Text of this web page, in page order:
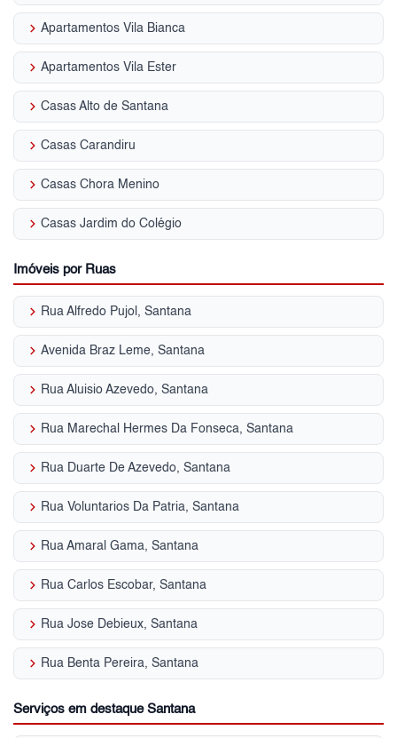
keyboard_arrow_right Apartamentos Vila Bianca
keyboard_arrow_right Apartamentos Vila Ester
keyboard_arrow_right Casas Alto de Santana
keyboard_arrow_right Casas Carandiru
keyboard_arrow_right Casas Chora Menino
keyboard_arrow_right Casas Jardim do Colégio
Imóveis por Ruas
keyboard_arrow_right Rua Alfredo Pujol, Santana
keyboard_arrow_right Avenida Braz Leme, Santana
keyboard_arrow_right Rua Aluisio Azevedo, Santana
keyboard_arrow_right Rua Marechal Hermes Da Fonseca, Santana
keyboard_arrow_right Rua Duarte De Azevedo, Santana
keyboard_arrow_right Rua Voluntarios Da Patria, Santana
keyboard_arrow_right Rua Amaral Gama, Santana
keyboard_arrow_right Rua Carlos Escobar, Santana
keyboard_arrow_right Rua Jose Debieux, Santana
keyboard_arrow_right Rua Benta Pereira, Santana
Serviços em destaque Santana